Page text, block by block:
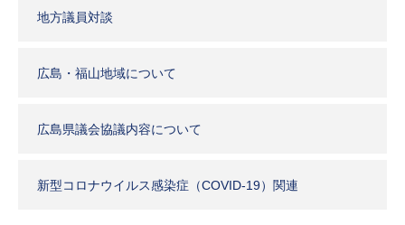
地方議員対談
広島・福山地域について
広島県議会協議内容について
新型コロナウイルス感染症（COVID-19）関連